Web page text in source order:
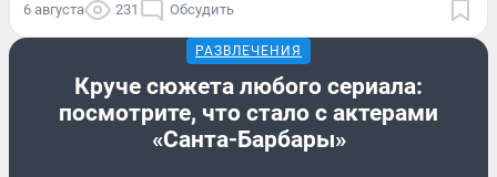
6 августа 231 Обсудить
РАЗВЛЕЧЕНИЯ
Круче сюжета любого сериала:
посмотрите, что стало с актерами
«Санта-Барбары»